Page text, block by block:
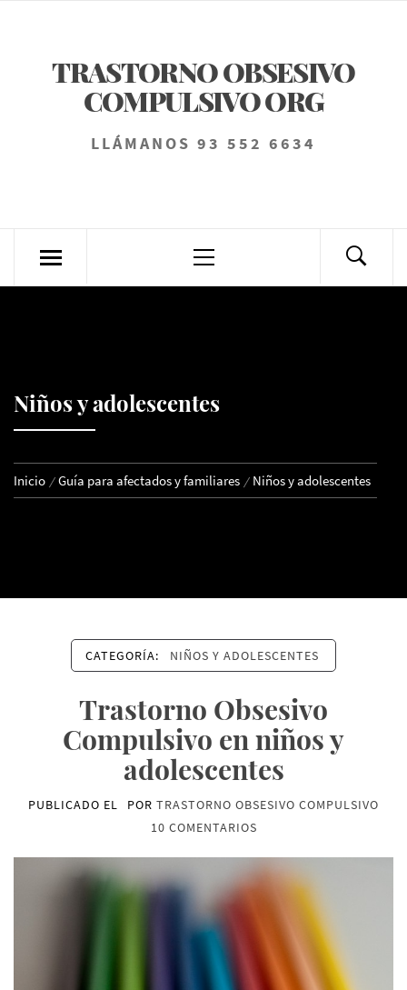
contenidoTRASTORNO OBSESIVO
COMPULSIVO ORG
LLÁMANOS 93 552 6634
principal
Niños y adolescentes
Inicio Guía para afectados y familiares Niños y adolescentes
CATEGORÍA: NIÑOS Y ADOLESCENTES
Trastorno Obsesivo
Compulsivo en niños y
adolescentes
PUBLICADO EL POR TRASTORNO OBSESIVO COMPULSIVO
10 COMENTARIOS